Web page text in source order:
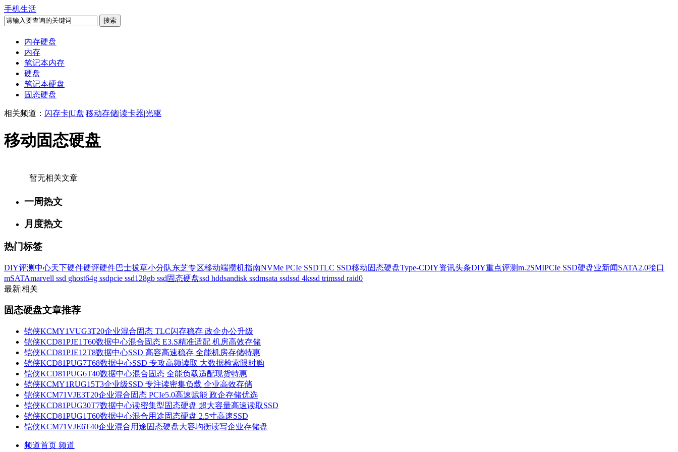
手机生活
内存硬盘
内存
笔记本内存
硬盘
笔记本硬盘
固态硬盘
相关频道： 闪存卡|U盘|移动存储|读卡器|光驱
移动固态硬盘
暂无相关文章
一周热文
月度热文
热门标签
DIY评测中心天下硬件硬评硬件巴士拔草小分队东芝专区移动端攒机指南NVMe PCIe SSDTLC SSD移动固态硬盘Type-CDIY资讯头条DIY重点评测m.2SMIPCIe SSD硬盘业新闻SATA2.0接口
mSATAmarvell ssd ghost64g ssdpcie ssd128gb ssd固态硬盘ssd hddsandisk ssdmsata ssdssd 4kssd trimssd raid0
最新|相关
固态硬盘文章推荐
铠侠KCMY1VUG3T20企业混合固态 TLC闪存稳存 政企办公升级
铠侠KCD81PJE1T60数据中心混合固态 E3.S精准适配 机房高效存储
铠侠KCD81PJE12T8数据中心SSD 高容高速稳存 全能机房存储特惠
铠侠KCD81PUG7T68数据中心SSD 专攻高频读取 大数据检索限时购
铠侠KCD81PUG6T40数据中心混合固态 全能负载适配现货特惠
铠侠KCMY1RUG15T3企业级SSD 专注读密集负载 企业高效存储
铠侠KCM71VJE3T20企业混合固态 PCIe5.0高速赋能 政企存储优选
铠侠KCD81PUG30T7数据中心读密集型固态硬盘 超大容量高速读取SSD
铠侠KCD81PUG1T60数据中心混合用途固态硬盘 2.5寸高速SSD
铠侠KCM71VJE6T40企业混合用途固态硬盘大容均衡读写企业存储盘
频道首页 频道